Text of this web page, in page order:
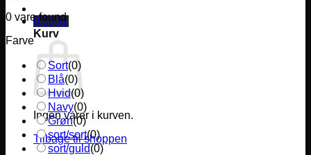
0,00 kr.
Kurv
Ingen varer i kurven.
Tilbage til shoppen
0 vare found
Farve
Sort(0)
Blå(0)
Hvid(0)
Navy(0)
Grøn(0)
sort/sort(0)
sort/guld(0)